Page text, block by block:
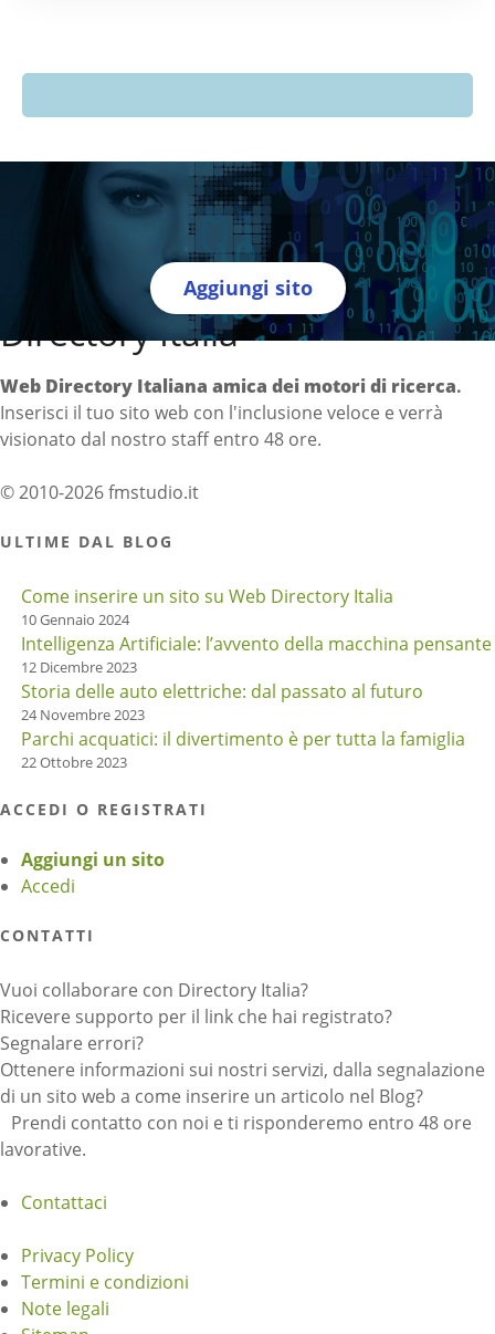
Aggiungi sito
Directory Italia
Web Directory Italiana amica dei motori di ricerca.
Inserisci il tuo sito web con l'inclusione veloce e verrà
visionato dal nostro staff entro 48 ore.
© 2010-2026 fmstudio.it
ULTIME DAL BLOG
Come inserire un sito su Web Directory Italia
10 Gennaio 2024
Intelligenza Artificiale: l’avvento della macchina pensante
12 Dicembre 2023
Storia delle auto elettriche: dal passato al futuro
24 Novembre 2023
Parchi acquatici: il divertimento è per tutta la famiglia
22 Ottobre 2023
ACCEDI O REGISTRATI
Aggiungi un sito
Accedi
CONTATTI
Vuoi collaborare con Directory Italia?
Ricevere supporto per il link che hai registrato?
Segnalare errori?
Ottenere informazioni sui nostri servizi, dalla segnalazione
di un sito web a come inserire un articolo nel Blog?
Prendi contatto con noi e ti risponderemo entro 48 ore
lavorative.
Contattaci
Privacy Policy
Termini e condizioni
Note legali